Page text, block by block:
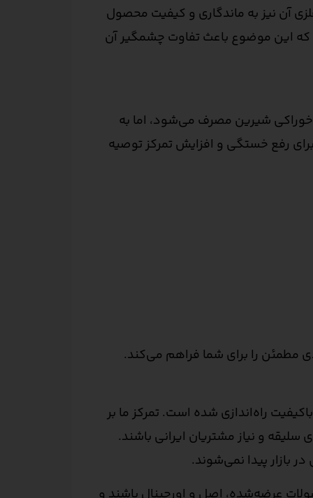
آن نیز به ماندگاری و کیفیت محصول
که این موضوع باعث تفاوت چشمگیر آن
شیرین مصرف می‌شود، اما به
رفع خستگی و افزایش تمرکز توصیه
مطمئن را برای شما فراهم می‌کند.
راه‌اندازی شده است. تمرکز ما بر
و نیاز مشتریان ایرانی باشند.
بازار پیدا نمی‌شوند.